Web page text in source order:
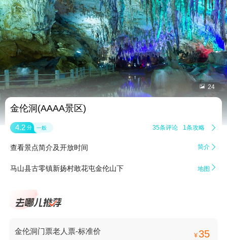
 24
金伦洞(AAAA景区)
4.2 分 一般 35条评论 1条攻略 
查看景点简介及开放时间 简介 
马山县古零镇新扬村敢花屯金伦山下 地图 
金伦洞门票老人票-标准价 ¥35
